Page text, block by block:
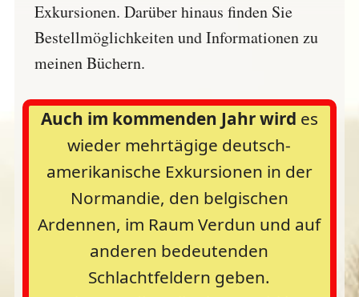
Exkursionen. Darüber hinaus finden Sie
Bestellmöglichkeiten und Informationen zu
meinen Büchern.
Auch im kommenden Jahr wird es
wieder mehrtägige deutsch-
amerikanische Exkursionen in der
Normandie, den belgischen
Ardennen, im Raum Verdun und auf
anderen bedeutenden
Schlachtfeldern geben.